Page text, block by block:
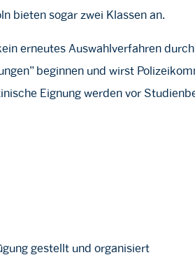
bieten sogar zwei Klassen an.
erneutes Auswahlverfahren
beginnen und wirst
Eignung werden vor
gestellt und organisiert